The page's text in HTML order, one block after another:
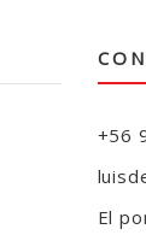
+56
El